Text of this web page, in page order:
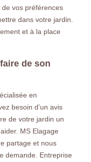
de vos préférences
dans votre jardin.
et à la place
de son
en
besoin d’un avis
de votre jardin un
MS Elagage
partage et nous
demande. Entreprise